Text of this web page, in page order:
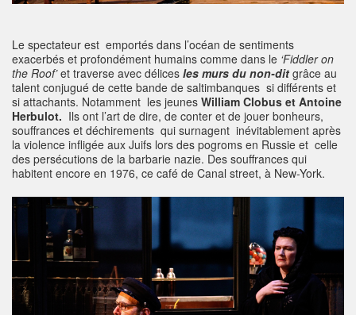
Le spectateur est emportés dans l’océan de sentiments
exacerbés et profondément humains comme dans le ‘Fiddler on
the Roof’et traverse avec délices les murs du non-dit grâce au
talent conjugué de cette bande de saltimbanques si différents et
si attachants. Notamment les jeunes William Clobus et Antoine
Herbulot. Ils ont l’art de dire, de conter et de jouer bonheurs,
souffrances et déchirements qui surnagent inévitablement après
la violence infligée aux Juifs lors des pogroms en Russie et celle
des persécutions de la barbarie nazie. Des souffrances qui
habitent encore en 1976, ce café de Canal street, à New-York.